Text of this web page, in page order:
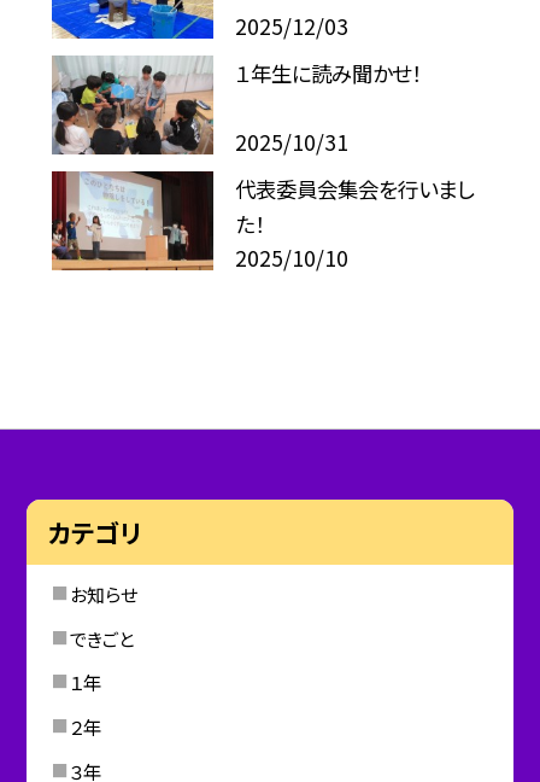
2025/12/03
１年生に読み聞かせ！
2025/10/31
代表委員会集会を行いまし
た！
2025/10/10
カテゴリ
お知らせ
できごと
１年
２年
３年